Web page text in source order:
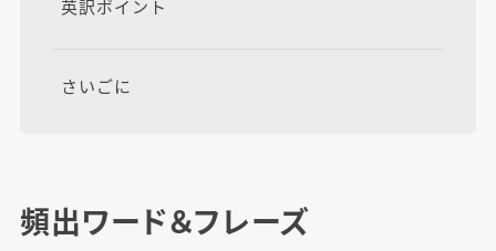
英訳ポイント
さいごに
頻出ワード＆フレーズ